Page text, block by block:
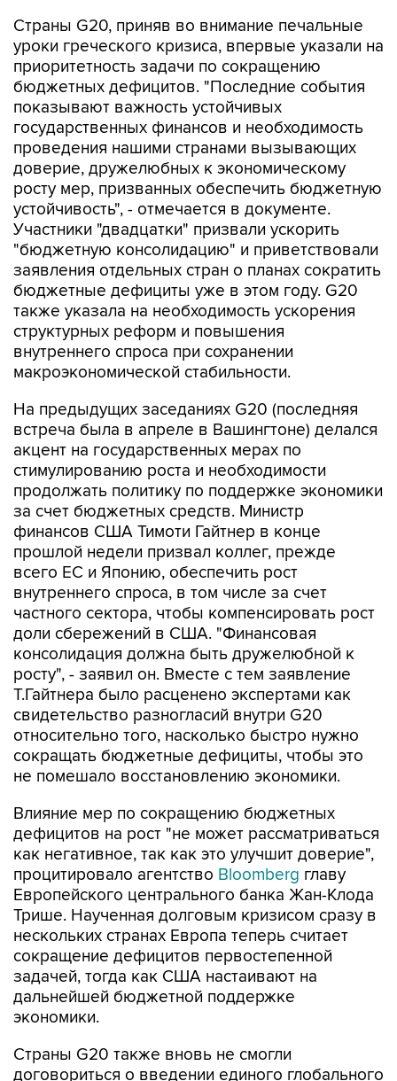
Страны G20, приняв во внимание печальные
уроки греческого кризиса, впервые указали на
приоритетность задачи по сокращению
бюджетных дефицитов. "Последние события
показывают важность устойчивых
государственных финансов и необходимость
проведения нашими странами вызывающих
доверие, дружелюбных к экономическому
росту мер, призванных обеспечить бюджетную
устойчивость", - отмечается в документе.
Участники "двадцатки" призвали ускорить
"бюджетную консолидацию" и приветствовали
заявления отдельных стран о планах сократить
бюджетные дефициты уже в этом году. G20
также указала на необходимость ускорения
структурных реформ и повышения
внутреннего спроса при сохранении
макроэкономической стабильности.
На предыдущих заседаниях G20 (последняя
встреча была в апреле в Вашингтоне) делался
акцент на государственных мерах по
стимулированию роста и необходимости
продолжать политику по поддержке экономики
за счет бюджетных средств. Министр
финансов США Тимоти Гайтнер в конце
прошлой недели призвал коллег, прежде
всего ЕС и Японию, обеспечить рост
внутреннего спроса, в том числе за счет
частного сектора, чтобы компенсировать рост
доли сбережений в США. "Финансовая
консолидация должна быть дружелюбной к
росту", - заявил он. Вместе с тем заявление
Т.Гайтнера было расценено экспертами как
свидетельство разногласий внутри G20
относительно того, насколько быстро нужно
сокращать бюджетные дефициты, чтобы это
не помешало восстановлению экономики.
Влияние мер по сокращению бюджетных
дефицитов на рост "не может рассматриваться
как негативное, так как это улучшит доверие",
процитировало агентство Bloomberg главу
Европейского центрального банка Жан-Клода
Трише. Наученная долговым кризисом сразу в
нескольких странах Европа теперь считает
сокращение дефицитов первостепенной
задачей, тогда как США настаивают на
дальнейшей бюджетной поддержке
экономики.
Страны G20 также вновь не смогли
договориться о введении единого глобального